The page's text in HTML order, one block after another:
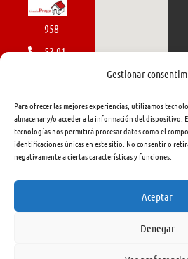
Gestionar
Para ofrecer las mejores experiencias, utilizamos
almacenar y/o acceder a la información del dispositivo.
tecnologías nos permitirá procesar datos como el
identificaciones únicas en este sitio. No consentir o
negativamente a ciertas características y funciones.
Aceptar
Denegar
958
52 01
462
415
info@libreriapraga.com
Gracia,